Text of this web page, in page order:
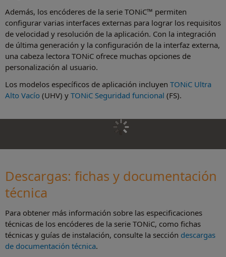
Además, los encóderes de la serie TONiC™ permiten
configurar varias interfaces externas para lograr los requisitos
de velocidad y resolución de la aplicación. Con la integración
de última generación y la configuración de la interfaz externa,
una cabeza lectora TONiC ofrece muchas opciones de
personalización al usuario.
Los modelos específicos de aplicación incluyen TONiC Ultra
Alto Vacío (UHV) y TONiC Seguridad funcional (FS).
Descargas: fichas y documentación
técnica
Para obtener más información sobre las especificaciones
técnicas de los encóderes de la serie TONiC, como fichas
técnicas y guías de instalación, consulte la sección descargas
de documentación técnica.